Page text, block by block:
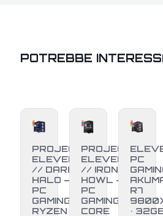
POTREBBE
PROJECT
ELEVEN
// DARK
HALO –
PC
GAMING
RYZEN 7
PROJECT
ELEVEN
// IRON
HOWL –
PC
GAMING
CORE
PC
AKUMA
R7
•